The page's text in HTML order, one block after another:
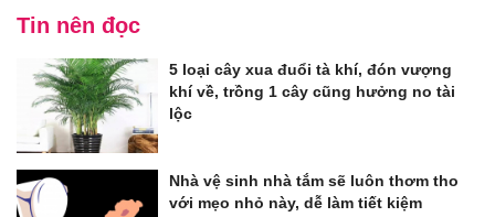
Tin nên đọc
5 loại cây xua đuổi tà khí, đón vượng
khí về, trồng 1 cây cũng hưởng no tài
lộc
Nhà vệ sinh nhà tắm sẽ luôn thơm tho
với mẹo nhỏ này, dễ làm tiết kiệm